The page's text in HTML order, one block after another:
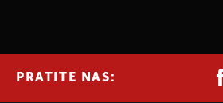
PRATITE NAS: